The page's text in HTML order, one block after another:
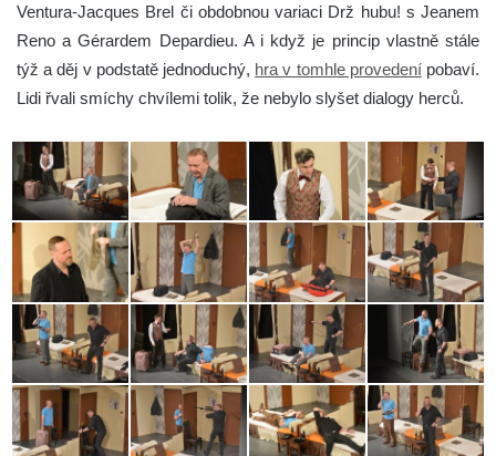
Ventura-Jacques Brel či obdobnou variaci Drž hubu! s Jeanem
Reno a Gérardem Depardieu. A i když je princip vlastně stále
týž a děj v podstatě jednoduchý, hra v tomhle provedenípobaví.
Lidi řvali smíchy chvílemi tolik, že nebylo slyšet dialogy herců.